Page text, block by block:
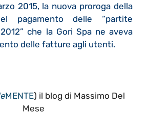
2015, la nuova proroga della
pagamento delle “partite
che la Gori Spa ne aveva
delle fatture agli utenti.
MENTE) il blog di Massimo Del
Mese